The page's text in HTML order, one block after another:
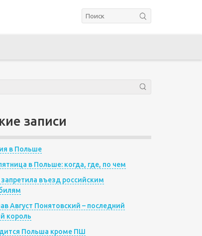
записи
в Польше
в Польше: когда, где, по чем
въезд российским
Август Понятовский – последний
король
Польша кроме ПШ